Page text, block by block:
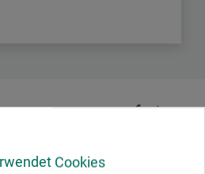
Cookies
(1)